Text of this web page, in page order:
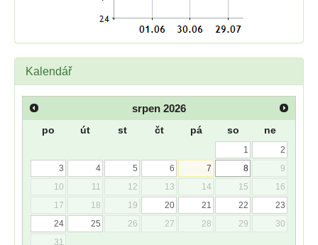
Kalendář
srpen 2026
po út st čt pá so ne
1
2
3
4 5 6 7 8
9
10
11 12 13 14 15
16
17
18 19 20 21 22
23
24
25 26 27 28 29
30
31